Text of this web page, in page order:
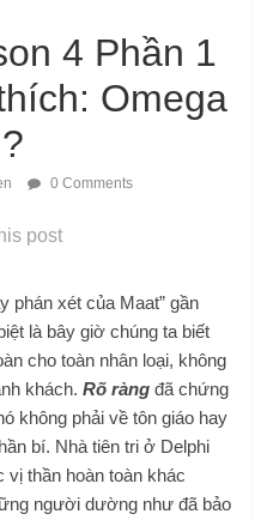
4 Phần 1
Omega
0 Comments
post
phán xét của Maat” gần
là bây giờ chúng ta biết
cho toàn nhân loại, không
khách.Rõ ràng đã chứng
không phải về tôn giáo hay
bí. Nhà tiên tri ở Delphi
vị thần hoàn toàn khác
người dường như đã bảo